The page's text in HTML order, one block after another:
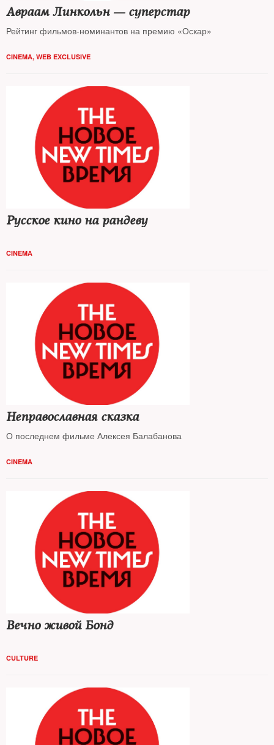
Авраам Линкольн — суперстар
Рейтинг фильмов-номинантов на премию «Оскар»
CINEMA, WEB EXCLUSIVE
Русское кино на рандеву
CINEMA
Неправославная сказка
О последнем фильме Алексея Балабанова
CINEMA
Вечно живой Бонд
CULTURE